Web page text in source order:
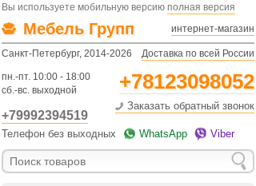
Вы используете мобильную версию полная версия
Мебель Групп интернет-магазин
Санкт-Петербург, 2014-2026 Доставка по всей России
пн.-пт. 10:00 - 18:00
сб.-вс. выходной
+78123098052
+79992394519
Заказать обратный звонок
Телефон без выходных WhatsApp Viber